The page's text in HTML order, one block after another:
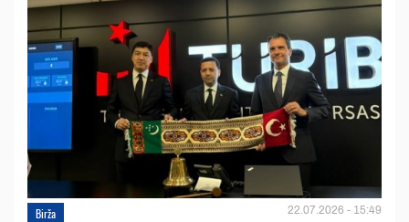
Birža 22.07.2026 - 15:49